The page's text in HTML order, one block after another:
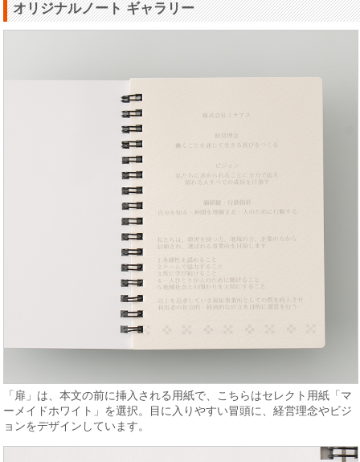
オリジナルノート ギャラリー
「扉」は、本文の前に挿入される用紙で、こちらはセレクト用紙「マ
ーメイドホワイト」を選択。目に入りやすい冒頭に、経営理念やビジ
ョンをデザインしています。